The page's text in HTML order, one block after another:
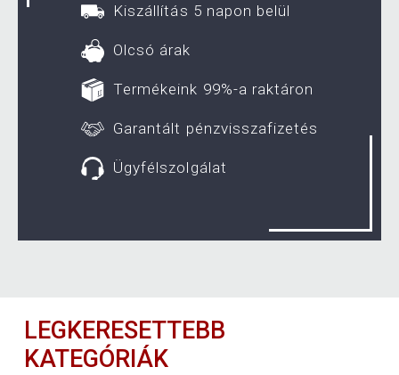
Kiszállítás 5 napon belül
Olcsó árak
Termékeink 99%-a raktáron
Garantált pénzvisszafizetés
Ügyfélszolgálat
LEGKERESETTEBB
KATEGÓRIÁK